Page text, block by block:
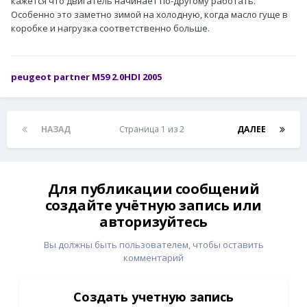
Особенно это заметно зимой на холодную, когда масло гуще в
коробке и нагрузка соответственно больше.
peugeot partner M59 2.0HDI 2005
НАЗАД ДАЛЕЕ
Страница 1 из 2
Для публикации сообщений
создайте учётную запись или
авторизуйтесь
Вы должны быть пользователем, чтобы оставить
комментарий
Создать учетную запись